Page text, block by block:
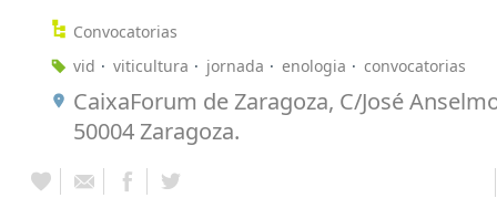
Convocatorias
vid
viticultura jornada enologia convocatorias
CaixaForum de Zaragoza, C/José
50004 Zaragoza.